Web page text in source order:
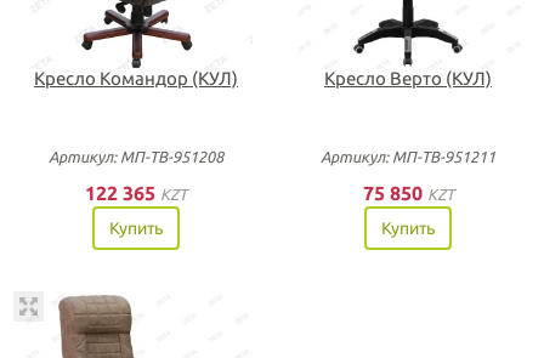
Кресло Командор (КУЛ)
Артикул: МП-ТВ-951208
122 365 KZT
Купить
Кресло Верто (КУЛ)
Артикул: МП-ТВ-951211
75 850 KZT
Купить